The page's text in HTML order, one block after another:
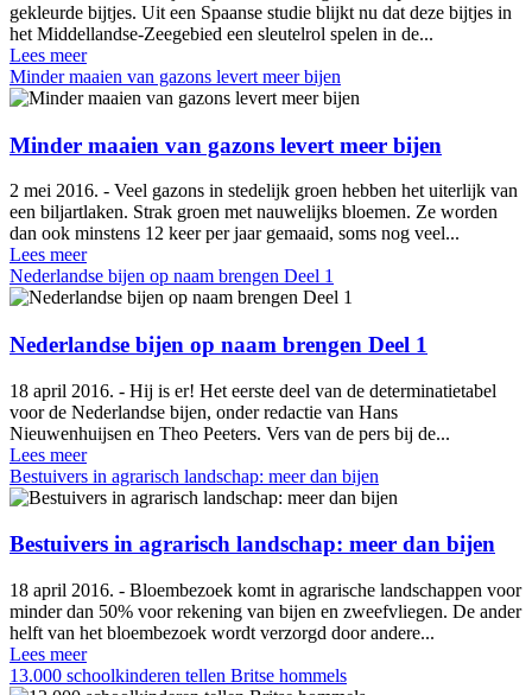
gekleurde bijtjes. Uit een Spaanse studie blijkt nu dat deze bijtjes in
het Middellandse-Zeegebied een sleutelrol spelen in de...
Lees meer
Minder maaien van gazons levert meer bijen
Minder maaien van gazons levert meer bijen
2 mei 2016. - Veel gazons in stedelijk groen hebben het uiterlijk van
een biljartlaken. Strak groen met nauwelijks bloemen. Ze worden
dan ook minstens 12 keer per jaar gemaaid, soms nog veel...
Lees meer
Nederlandse bijen op naam brengen Deel 1
Nederlandse bijen op naam brengen Deel 1
18 april 2016. - Hij is er! Het eerste deel van de determinatietabel
voor de Nederlandse bijen, onder redactie van Hans
Nieuwenhuijsen en Theo Peeters. Vers van de pers bij de...
Lees meer
Bestuivers in agrarisch landschap: meer dan bijen
Bestuivers in agrarisch landschap: meer dan bijen
18 april 2016. - Bloembezoek komt in agrarische landschappen voor
minder dan 50% voor rekening van bijen en zweefvliegen. De ander
helft van het bloembezoek wordt verzorgd door andere...
Lees meer
13.000 schoolkinderen tellen Britse hommels